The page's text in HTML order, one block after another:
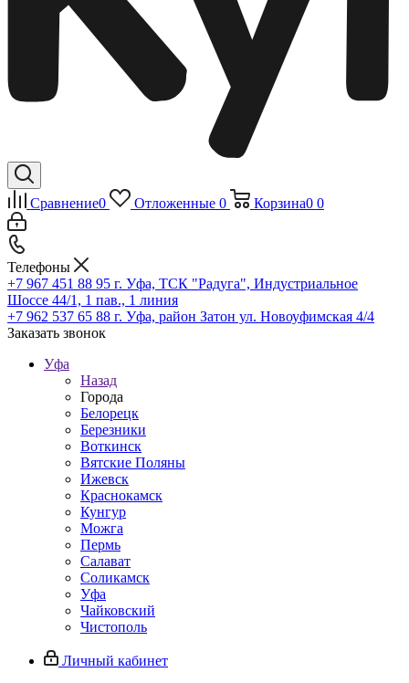
Сравнение0 Отложенные 0 Корзина0 0
Телефоны
+7 967 451 88 95 г. Уфа, ТСК "Радуга", Индустриальное
Шоссе 44/1, 1 пав., 1 линия
+7 962 537 65 88 г. Уфа, район Затон ул. Новоуфимская 4/4
Заказать звонок
Уфа
Назад
Города
Белорецк
Березники
Воткинск
Вятские Поляны
Ижевск
Краснокамск
Кунгур
Можга
Пермь
Салават
Соликамск
Уфа
Чайковский
Чистополь
Личный кабинет